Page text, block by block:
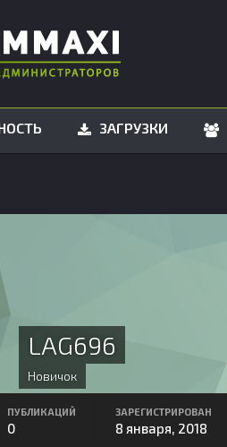
ЗАГРУЗКИ
LAG696
Новичок
ПУБЛИКАЦИЙ
0
ЗАРЕГИСТРИРОВАН
8 января, 2018